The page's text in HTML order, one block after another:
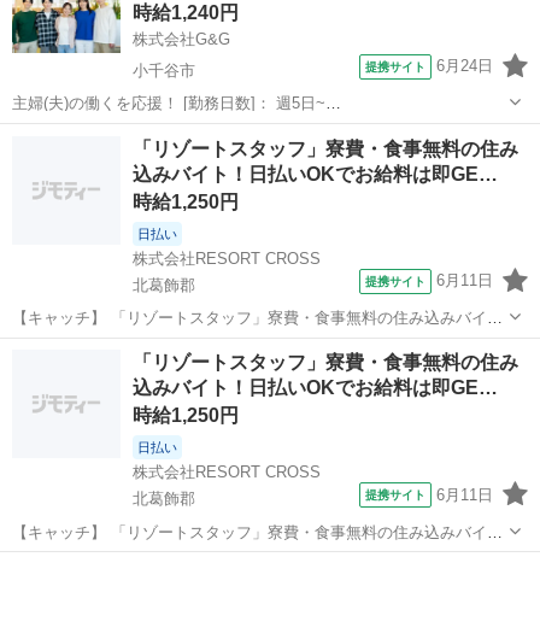
フ100名以上の大募集★／...
時給1,240円
株式会社G&G
小千谷市
提携サイト 6月24日
主婦(夫)の働くを応援！ [勤務日数]： 週5日~
09:00~13:00/09:30~13:30/10:00~14:00/10:30~14:30 [勤務地・最寄
駅]： 新潟県小千谷市坪野 株式会社G&G 長岡営業所 ...
小千谷市 ホテル
「リゾートスタッフ」寮費・食事無料の住み
込みバイト！日払いOKでお給料は即GE…
時給1,250円
日払い
株式会社RESORT CROSS
北葛飾郡
提携サイト 6月11日
【キャッチ】 「リゾートスタッフ」寮費・食事無料の住み込みバイ
ト！日払いOKでお給料は即GET★履歴書＆来社不要のらくらく登録
♪20代・30代・40代のスタッフ活躍中！ 【コメント】 ＼新規スタッフ
100名以上の大募集★／...
北葛飾郡 ホテル
「リゾートスタッフ」寮費・食事無料の住み
込みバイト！日払いOKでお給料は即GE…
時給1,250円
日払い
株式会社RESORT CROSS
北葛飾郡
提携サイト 6月11日
【キャッチ】 「リゾートスタッフ」寮費・食事無料の住み込みバイ
ト！日払いOKでお給料は即GET★履歴書＆来社不要のらくらく登録